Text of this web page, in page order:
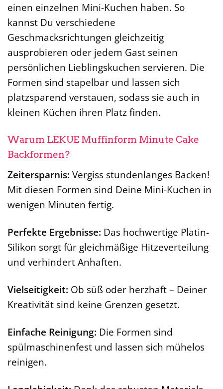
einen einzelnen Mini-Kuchen haben. So
kannst Du verschiedene
Geschmacksrichtungen gleichzeitig
ausprobieren oder jedem Gast seinen
persönlichen Lieblingskuchen servieren. Die
Formen sind stapelbar und lassen sich
platzsparend verstauen, sodass sie auch in
kleinen Küchen ihren Platz finden.
Warum LEKUE Muffinform Minute Cake
Backformen?
Zeitersparnis: Vergiss stundenlanges Backen!
Mit diesen Formen sind Deine Mini-Kuchen in
wenigen Minuten fertig.
Perfekte Ergebnisse: Das hochwertige Platin-
Silikon sorgt für gleichmäßige Hitzeverteilung
und verhindert Anhaften.
Vielseitigkeit: Ob süß oder herzhaft – Deiner
Kreativität sind keine Grenzen gesetzt.
Einfache Reinigung: Die Formen sind
spülmaschinenfest und lassen sich mühelos
reinigen.